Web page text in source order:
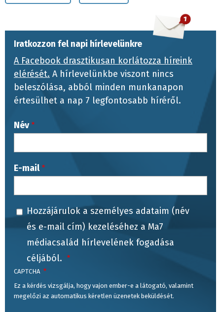
Iratkozzon fel napi hírlevelünkre
A Facebook drasztikusan korlátozza híreink
elérését. A hírlevelünkbe viszont nincs
beleszólása, abból minden munkanapon
értesülhet a nap 7 legfontosabb híréről.
Név
E-mail
Hozzájárulok a személyes adataim (név
és e-mail cím) kezeléséhez a Ma7
médiacsalád hírlevelének fogadása
céljából.
CAPTCHA
Ez a kérdés vizsgálja, hogy vajon ember-e a látogató, valamint
megelőzi az automatikus kéretlen üzenetek beküldését.